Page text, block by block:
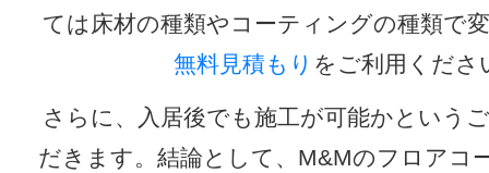
ては床材の種類やコーティングの種類で
無料見積もり をご利用くださ
さらに、入居後でも施工が可能かという
だきます。結論として、M&Mのフロアコ